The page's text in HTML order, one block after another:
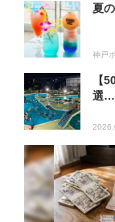
夏
神戸
【
選…